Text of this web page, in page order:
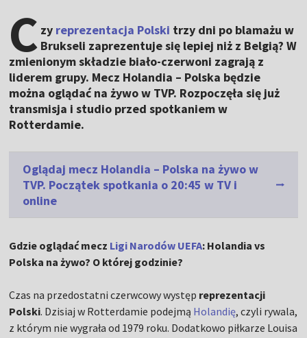
C zy reprezentacja Polski trzy dni po blamażu w
Brukseli zaprezentuje się lepiej niż z Belgią? W
zmienionym składzie biało-czerwoni zagrają z
liderem grupy. Mecz Holandia – Polska będzie
można oglądać na żywo w TVP. Rozpoczęła się już
transmisja i studio przed spotkaniem w
Rotterdamie.
Oglądaj mecz Holandia – Polska na żywo w
TVP. Początek spotkania o 20:45 w TV i
online
Gdzie oglądać mecz Ligi Narodów UEFA: Holandia vs
Polska na żywo? O której godzinie?
Czas na przedostatni czerwcowy występ reprezentacji
Polski. Dzisiaj w Rotterdamie podejmą Holandię, czyli rywala,
z którym nie wygrała od 1979 roku. Dodatkowo piłkarze Louisa